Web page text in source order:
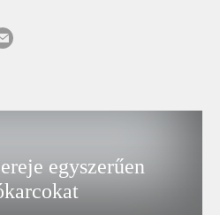
egyszerűen